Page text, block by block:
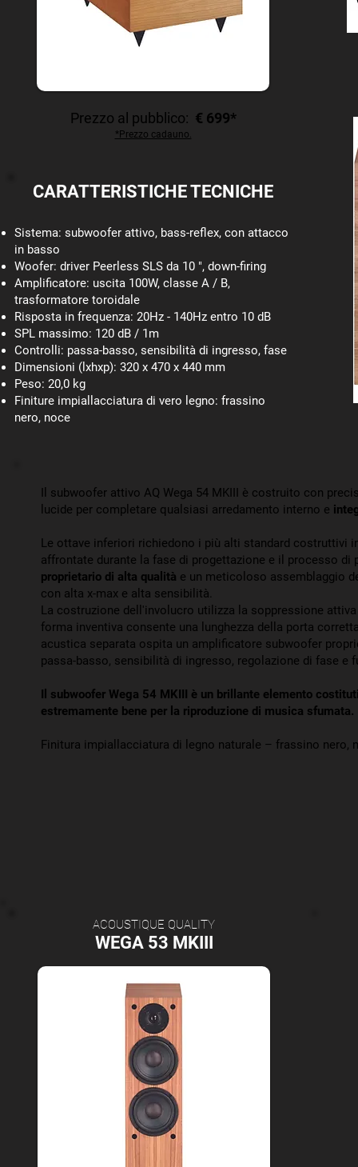
Prezzo al pubblico: € 699*
*Prezzo cadauno.
CARATTERISTICHE TECNICHE
Sistema: subwoofer attivo, bass-reflex, con attacco
in basso
Woofer: driver Peerless SLS da 10 ", down-firing
Amplificatore: uscita 100W, classe A / B,
trasformatore toroidale
Risposta in frequenza: 20Hz - 140Hz entro 10 dB
SPL massimo: 120 dB / 1m
Controlli: passa-basso, sensibilità di ingresso, fase
Dimensioni (lxhxp): 320 x 470 x 440 mm
Peso: 20,0 kg
Finiture impiallacciatura di vero legno: frassino
nero, noce
Il subwoofer attivo AQ Wega 54 MKIII è costruito con
lucide per completare qualsiasi arredamento interno e
Le ottave inferiori richiedono i più alti standard costruttivi
affrontate durante la fase di progettazione e il processo di
proprietario di alta qualità e un meticoloso assemblaggio
con alta x-max e alta sensibilità.
La costruzione dell'involucro utilizza la soppressione
forma inventiva consente una lunghezza della porta
acustica separata ospita un amplificatore subwoofer
passa-basso, sensibilità di ingresso, regolazione di fase e
Il subwoofer Wega 54 MKIII è un brillante elemento
estremamente bene per la riproduzione di musica sfumata.
Finitura impiallacciatura di legno naturale – frassino nero,
ACOUSTIQUE QUALITY
WEGA 53 MKIII